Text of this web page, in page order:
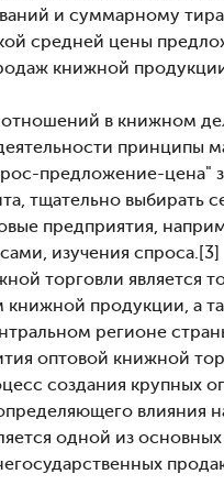
и суммарному
средней цены
книжной
в книжном
принципы
предложение-цена"
тщательно выбирать
предприятия,
изучения спроса.[3]
торговли является
продукции, а
регионе
оптовой книжной
создания крупных
одной из